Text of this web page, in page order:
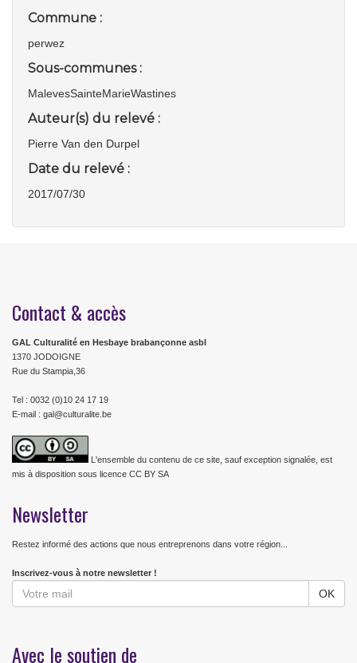
Commune :
perwez
Sous-communes :
MalevesSainteMarieWastines
Auteur(s) du relevé :
Pierre Van den Durpel
Date du relevé :
2017/07/30
Contact & accès
GAL Culturalité en Hesbaye brabançonne asbl
1370 JODOIGNE
Rue du Stampia,36
Tel : 0032 (0)10 24 17 19
E-mail : gal@culturalite.be
L'ensemble du contenu de ce site, sauf exception signalée, est
mis à disposition sous licence CC BY SA
Newsletter
Restez informé des actions que nous entreprenons dans votre région...
Inscrivez-vous à notre newsletter !
Avec le soutien de